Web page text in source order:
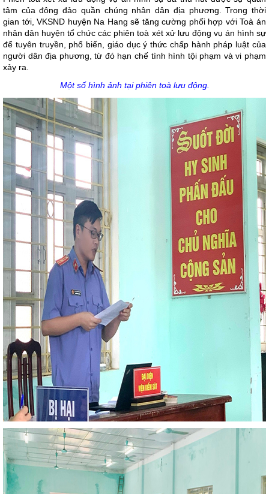
tâm của đông đảo quần chúng nhân dân địa phương. Trong thời
gian tới, VKSND huyện Na Hang sẽ tăng cường phối hợp với Toà án
nhân dân huyện tổ chức các phiên toà xét xử lưu động vụ án hình sự
để tuyên truyền, phổ biến, giáo dục ý thức chấp hành pháp luật của
người dân địa phương, từ đó hạn chế tình hình tội phạm và vi phạm
xảy ra.
Một số hình ảnh tại phiên toà lưu động.